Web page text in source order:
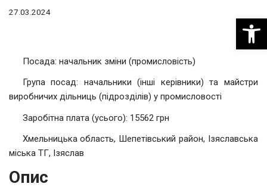
27.03.2024
Посада: начальник зміни (промисловість)
Група посад: начальники (інші керівники) та майстри
виробничих дільниць (підрозділів) у промисловості
Заробітна плата (усього): 15562 грн
Хмельницька область, Шепетівський район, Ізяславська
міська ТГ, Ізяслав
Опис